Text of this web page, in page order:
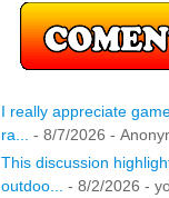
I really appreciate
ra...
- 8/7/2026 -
This discussion
outdoo...
- 8/2/2026 -